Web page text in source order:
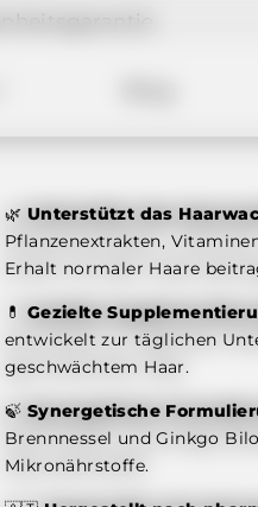
direkt aus 🇪🇺 EU
🌿 Unterstützt das
Pflanzenextrakten,
Erhalt normaler Haare
💊 Gezielte
entwickelt zur täglichen
geschwächtem Haar.
🍃 Synergetische
Brennnessel und Ginkgo
Mikronährstoffe.